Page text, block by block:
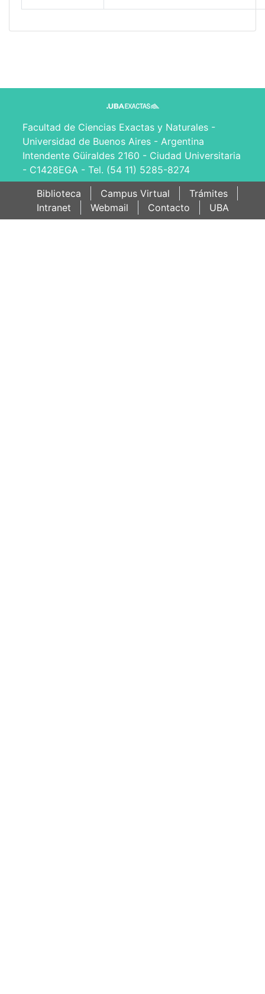
Facultad de Ciencias Exactas y Naturales -
Universidad de Buenos Aires - Argentina
Intendente Güiraldes 2160 - Ciudad Universitaria
- C1428EGA - Tel. (54 11) 5285-8274
Biblioteca
Campus Virtual
Trámites
Intranet
Webmail Contacto UBA